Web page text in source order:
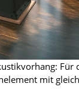
Für
mit